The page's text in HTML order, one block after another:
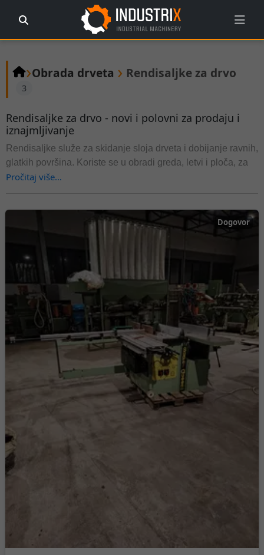
›Obrada drveta › Rendisaljke za drvo
3
Rendisaljke za drvo - novi i polovni za prodaju i
iznajmljivanje
Rendisaljke služe za skidanje sloja drveta i dobijanje ravnih,
glatkih površina. Koriste se u obradi greda, letvi i ploča, za
pripremu drveta pre dalje obrade. Dostupne su jedno- i
Pročitaj više…
Dogovor